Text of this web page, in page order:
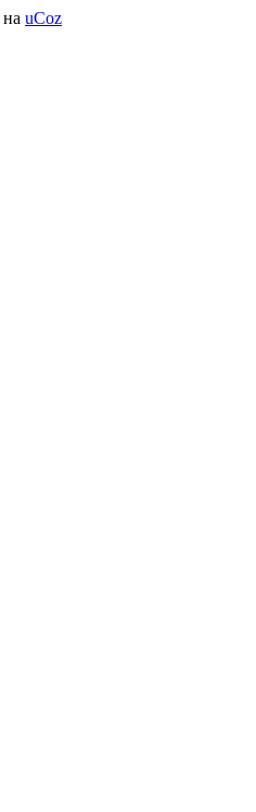
на uCoz